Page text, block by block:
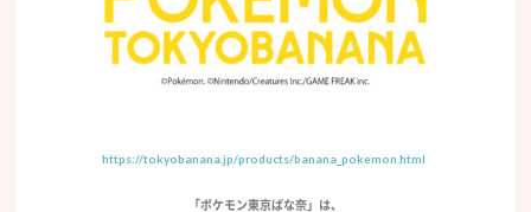
https://tokyobanana.jp/products/banana_pokemon.html
「ポケモン東京ばな奈」は、